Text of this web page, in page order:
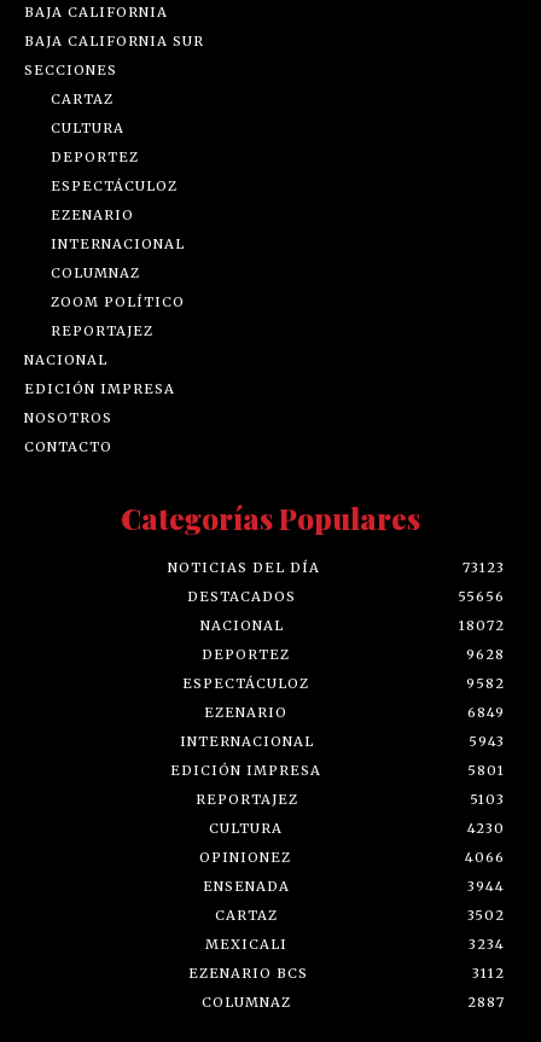
BAJA CALIFORNIA
BAJA CALIFORNIA SUR
SECCIONES
CARTAZ
CULTURA
DEPORTEZ
ESPECTÁCULOZ
EZENARIO
INTERNACIONAL
COLUMNAZ
ZOOM POLÍTICO
REPORTAJEZ
NACIONAL
EDICIÓN IMPRESA
NOSOTROS
CONTACTO
Categorías Populares
NOTICIAS DEL DÍA
73123
DESTACADOS
55656
NACIONAL
18072
DEPORTEZ
9628
ESPECTÁCULOZ
9582
EZENARIO
6849
INTERNACIONAL
5943
EDICIÓN IMPRESA
5801
REPORTAJEZ
5103
CULTURA
4230
OPINIONEZ
4066
ENSENADA
3944
CARTAZ
3502
MEXICALI
3234
EZENARIO BCS
3112
COLUMNAZ
2887